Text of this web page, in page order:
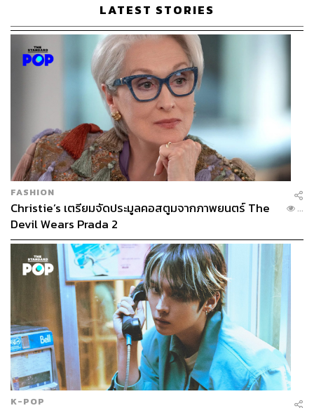
LATEST STORIES
FASHION
Christie’s เตรียมจัดประมูลคอสตูมจากภาพยนตร์ The
Devil Wears Prada 2
...
K-POP